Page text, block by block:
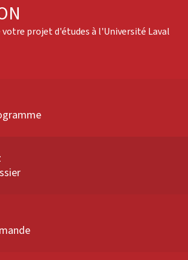
votre projet d'études à l'Université Laval